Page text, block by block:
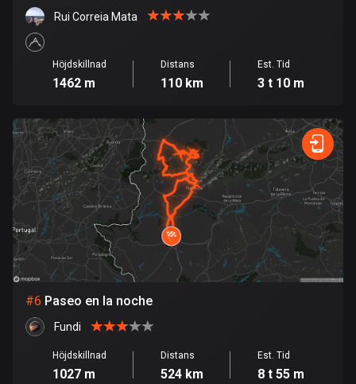
Danmark
Djibouti
Dominikanska republiken
99 rutter
Ecuador
519 rutter
Egypten
122 rutter
Ekvatorialguinea
El Salvador
Rui Correia Mata
Höjdskillnad
1462 m
Distans
110 km
Est. Tid
3 t 10 m
#6 Paseo en la noche
Fundi
Höjdskillnad
1027 m
Distans
524 km
Est. Tid
8 t 55 m